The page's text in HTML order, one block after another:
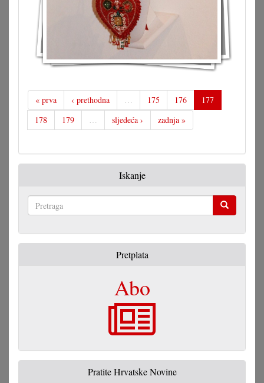
« prva ‹ prethodna … 175 176
177
178
179 … sljedeća › zadnja »
Iskanje
Pretplata
Abo
Pratite Hrvatske Novine